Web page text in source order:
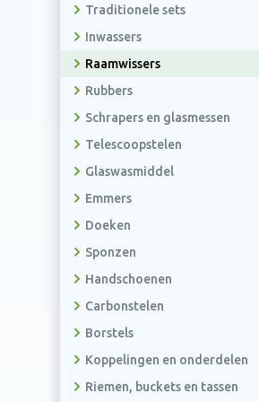
schoonmaakartikelen
Handzeepvullingen
Overige
Overige dispensers
schoonmaakmachines
prullenbakken
Afvalscheidingsbakken
Overige afvalbeheer
Traditionele sets
Inwassers
Raamwissers
Rubbers
Schrapers en glasmessen
Telescoopstelen
Glaswasmiddel
Emmers
Doeken
Sponzen
Handschoenen
Carbonstelen
Borstels
Koppelingen en onderdelen
Riemen, buckets en tassen
Mondmaskers
Sanitairreiniger pakket